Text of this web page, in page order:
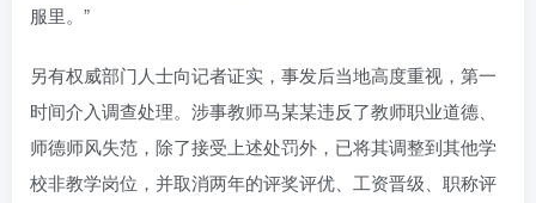
服里。”
另有权威部门人士向记者证实，事发后当地高度重视，第一
时间介入调查处理。涉事教师马某某违反了教师职业道德、
师德师风失范，除了接受上述处罚外，已将其调整到其他学
校非教学岗位，并取消两年的评奖评优、工资晋级、职称评